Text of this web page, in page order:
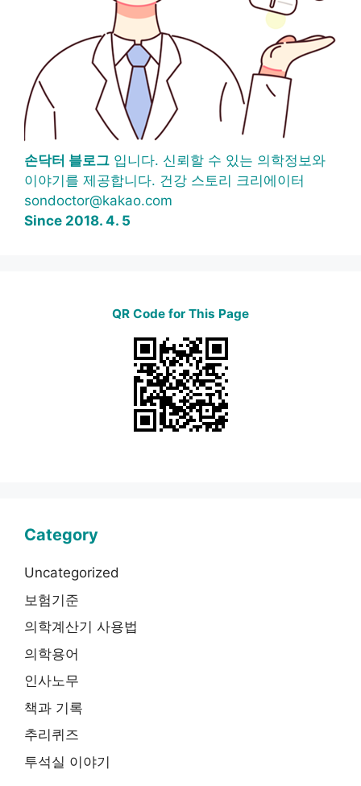
손닥터 블로그 입니다. 신뢰할 수 있는 의학정보와
이야기를 제공합니다. 건강 스토리 크리에이터
sondoctor@kakao.com
Since 2018. 4. 5
QR Code for This Page
Category
Uncategorized
보험기준
의학계산기 사용법
의학용어
인사노무
책과 기록
추리퀴즈
투석실 이야기